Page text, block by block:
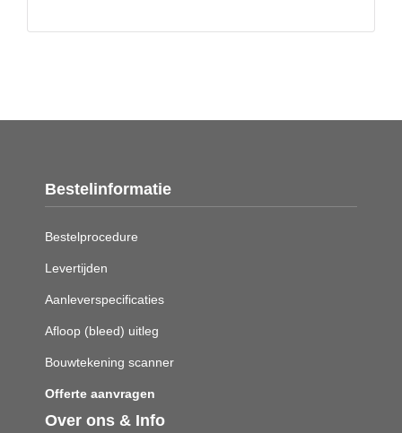
Bestelinformatie
Bestelprocedure
Levertijden
Aanleverspecificaties
Afloop (bleed) uitleg
Bouwtekening scanner
Offerte aanvragen
Over ons & Info